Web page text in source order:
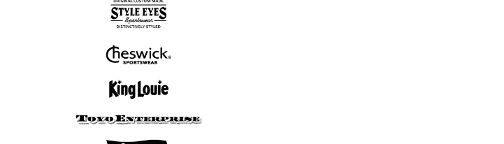
ボウリングシャツ
7分袖Tシャツ
スウェット
Tシャツ
7分袖Tシャツ
ロンT
半袖シャツ
長袖シャツ
ポロシャツ
スウェット
アウター
パンツ
帽子
シューズ